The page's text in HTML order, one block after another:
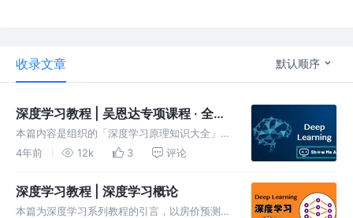
收录文章 默认顺序
深度学习教程 | 吴恩达专项课程 · 全套
笔记解读
本篇内容是组织的「深度学习原理知识大全」系
列教程入口，教程依托吴恩达老师《深度学习专
面和直观的图文方式，对深度学习涉及的知识、
模型、原理、应用领域等进行详解
4年前 12k 3 评论
深度学习教程 | 深度学习概论
本篇为深度学习系列教程的引言，以房价预测为